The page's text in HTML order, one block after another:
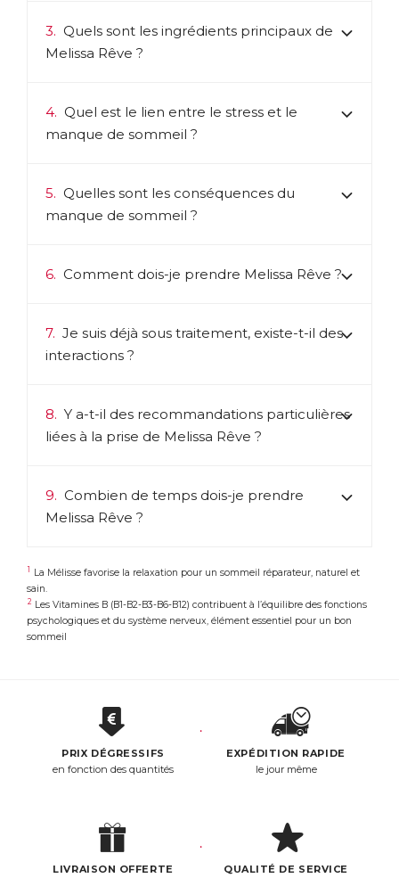
3. Quels sont les ingrédients principaux de
Melissa Rêve ?
4. Quel est le lien entre le stress et le
manque de sommeil ?
5. Quelles sont les conséquences du
manque de sommeil ?
6. Comment dois-je prendre Melissa Rêve ?
7. Je suis déjà sous traitement, existe-t-il des
interactions ?
8. Y a-t-il des recommandations particulières
liées à la prise de Melissa Rêve ?
9. Combien de temps dois-je prendre
Melissa Rêve ?
1
La Mélisse favorise la relaxation pour un sommeil réparateur, naturel et
sain.
2 Les Vitamines B (B1-B2-B3-B6-B12) contribuent à l’équilibre des fonctions
psychologiques et du système nerveux, élément essentiel pour un bon
sommeil
PRIX DÉGRESSIFS
en fonction des quantités
EXPÉDITION RAPIDE
le jour même
LIVRAISON OFFERTE
QUALITÉ DE SERVICE